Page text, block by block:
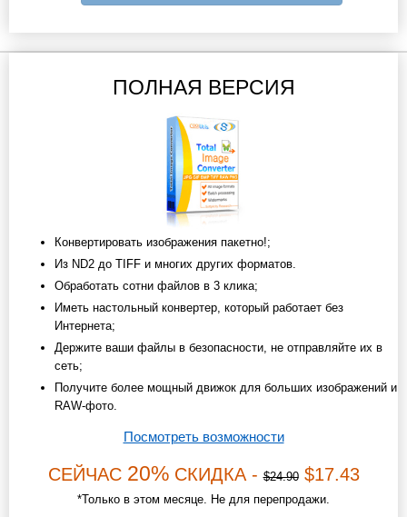
ПОЛНАЯ ВЕРСИЯ
Конвертировать изображения пакетно!;
Из ND2 до TIFF и многих других форматов.
Обработать сотни файлов в 3 клика;
Иметь настольный конвертер, который работает без
Интернета;
Держите ваши файлы в безопасности, не отправляйте их в
сеть;
Получите более мощный движок для больших изображений и
RAW-фото.
Посмотреть возможности
СЕЙЧАС 20%СКИДКА -$24.90$17.43
*Только в этом месяце. Не для перепродажи.